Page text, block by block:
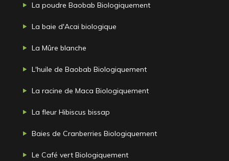
La poudre Baobab Biologiquement
La baie d'Acai biologique
La Mûre blanche
L'huile de Baobab Biologiquement
La racine de Maca Biologiquement
La fleur Hibiscus bissap
Baies de Cranberries Biologiquement
Le Café vert Biologiquement